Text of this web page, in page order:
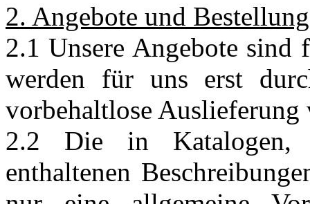
2. Angebote und
2.1 Unsere Angebote sind
werden für uns erst
vorbehaltlose
2.2 Die in Katalogen,
enthaltenen